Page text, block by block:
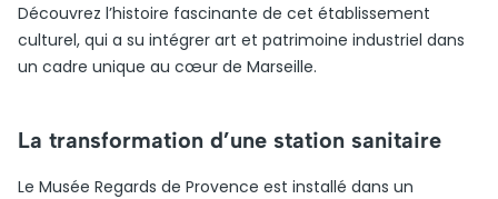
Découvrez l’histoire fascinante de cet établissement
culturel, qui a su intégrer art et patrimoine industriel dans
un cadre unique au cœur de Marseille.
La transformation d’une station sanitaire
Le Musée Regards de Provence est installé dans un